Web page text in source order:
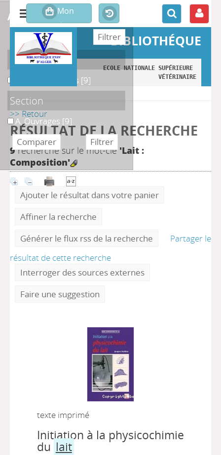
BIBLIOTHÉQUE
ECOLE NATIONALE SUPÉRIEURE
VÉTÉRINAIRE
>> Retour
RÉSULTAT DE LA RECHERCHE
9recherche sur le mot-clé'Lait :
Composition'
Ajouter le résultat dans votre panier
Affiner la recherche
Générer le flux rss de la recherche
Partager le
résultat de cette recherche
Interroger des sources externes
Faire une suggestion
texte imprimé
Initiation à la physicochimie
du lait
affiner ou comparer
Localisation
A. Monographies
A. Monographies [9]
Section
A. Ouvrages
A. Ouvrages [9]